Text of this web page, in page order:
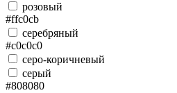
розовый
#ffc0cb
серебряный
#c0c0c0
серо-коричневый
серый
#808080